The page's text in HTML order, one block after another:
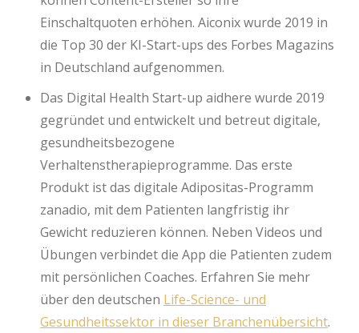
Einschaltquoten erhöhen. Aiconix wurde 2019 in
die Top 30 der KI-Start-ups des Forbes Magazins
in Deutschland aufgenommen.
Das Digital Health Start-up aidhere wurde 2019
gegründet und entwickelt und betreut digitale,
gesundheitsbezogene
Verhaltenstherapieprogramme. Das erste
Produkt ist das digitale Adipositas-Programm
zanadio, mit dem Patienten langfristig ihr
Gewicht reduzieren können. Neben Videos und
Übungen verbindet die App die Patienten zudem
mit persönlichen Coaches. Erfahren Sie mehr
über den deutschen Life-Science- und
Gesundheitssektor in dieser Branchenübersicht.